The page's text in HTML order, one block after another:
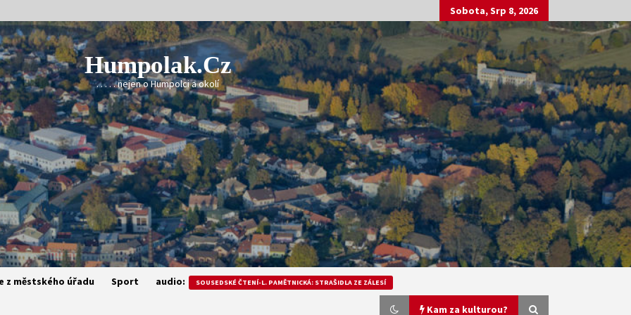
Sobota, Srp 8, 2026
Humpolak.cz
. . . . . nejen o Humpolci a okolí
z městského úřadu Sport audio: SOUSEDSKÉ ČTENÍ-L. PAMĚTNICKÁ: STRAŠIDLA ZE ZÁLESÍ
Kam za kulturou?